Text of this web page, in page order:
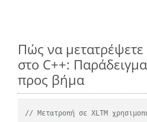
Πώς να μετατρέψετε
στο C++:
προς βήμα
// Μετατροπή σε XLTM